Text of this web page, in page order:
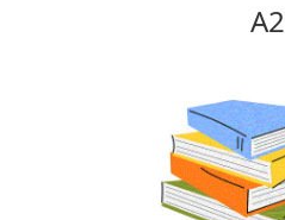
A2